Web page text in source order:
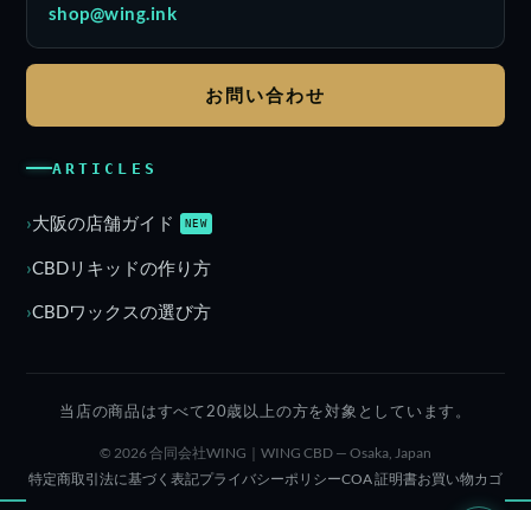
shop@wing.ink
お問い合わせ
ARTICLES
大阪の店舗ガイド NEW
CBDリキッドの作り方
CBDワックスの選び方
当店の商品はすべて20歳以上の方を対象としています。
© 2026 合同会社WING｜WING CBD — Osaka, Japan
特定商取引法に基づく表記プライバシーポリシーCOA 証明書お買い物カゴ